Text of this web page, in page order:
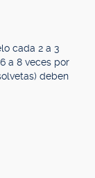
cada 2 a 3
a 8 veces por
deben